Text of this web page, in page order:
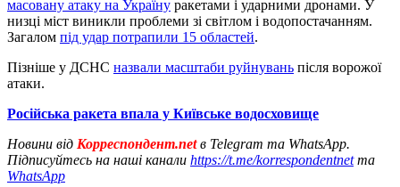
масовану атаку на Україну ракетами і ударними дронами. У
низці міст виникли проблеми зі світлом і водопостачанням.
Загалом під удар потрапили 15 областей.
Пізніше у ДСНС назвали масштаби руйнувань після ворожої
атаки.
Російська ракета впала у Київське водосховище
Новини від Корреспондент.netв Telegram та WhatsApp.
Підписуйтесь на наші канали https://t.me/korrespondentnetта
WhatsApp